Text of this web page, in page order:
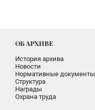
ОБ АРХИВЕ
История архива
Новости
Нормативные документы
Структура
Награды
Охрана труда